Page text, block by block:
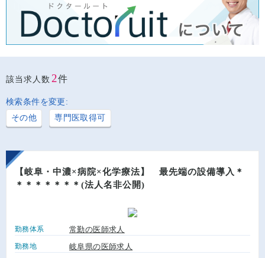
該当求人数 2件
検索条件を変更:
その他
専門医取得可
【岐阜・中濃×病院×化学療法】 最先端の設備導入＊
＊＊＊＊＊＊＊(法人名非公開)
勤務体系 常勤の医師求人
勤務地 岐阜県の医師求人